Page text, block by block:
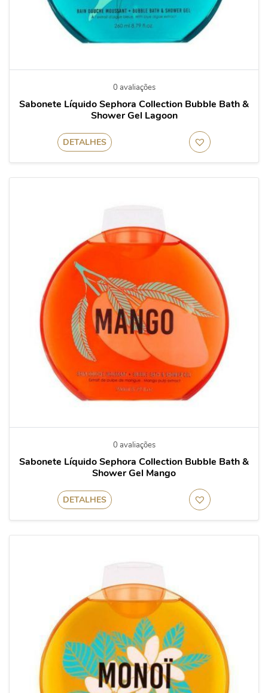
0 avaliações
Sabonete Líquido Sephora Collection Bubble Bath &
Shower Gel Lagoon
DETALHES
0 avaliações
Sabonete Líquido Sephora Collection Bubble Bath &
Shower Gel Mango
DETALHES